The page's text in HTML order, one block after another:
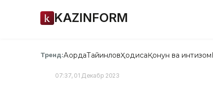
KAZINFORM
Тренд:АқордаТайинловҲодисаҚонун ва интизом
07:37, 01 Декабр 2023